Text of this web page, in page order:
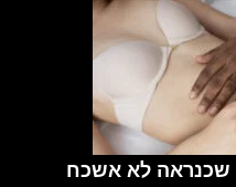
שכנראה לא אשכח